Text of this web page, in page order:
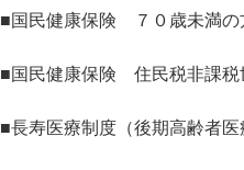
■国民健康保険 ７０歳未満の
■国民健康保険 住民税非課税
■長寿医療制度（後期高齢者